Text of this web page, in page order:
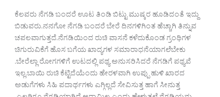
ಕೆಲವರು ನೆಗಡಿ ಬಂದರೆ ಊಟ ತಿಂಡಿ ಬಿಟ್ಟು ಮುಷ್ಕರ ಹೂಡಿದಂತೆ ಇದ್ದು
ಬಿಡುವರು.ನನಗೋ ನೆಗಡಿ ಬಂದರೆ ಬೇರೆ ದಿನಗಳಿಗಿಂತ ಹೆಚ್ಚಾಗಿ ತಿನ್ನುವ
ಚಪಲವಾಗುತ್ತದೆ.ನೆಗಡಿಯಿಂದ ರುಚಿ ವಾಸನೆ ಕಳೆದುಕೊಂಡ ಗ್ರಂಥಿಗಳ
ಚಿಗುರುವಿಕೆಗೆ ಹೊಸ ಬಗೆಯ ಖಾದ್ಯಗಳ ಸಮಾರಾಧನೆಯಾಗಲೆಬೇಕು
.ಬೇರೆಲ್ಲಾ ರೋಗಗಳಿಗೆ ಉಟದಲ್ಲಿ ಪಥ್ಯ ಅನುಸರಿಸಿದರೆ ನೆಗಡಿಗೆ ಪಥ್ಯವೆ
ಇಲ್ಲ.ಬಾಯಿ ರುಚಿ ಕೆಟ್ಟಿದೆಯೆಂದು ಹೇರಳವಾಗಿ ಉಪ್ಪು ಹುಳಿ ಖಾರದ
ಅಡುಗೆಗಳು ಸಿಹಿ ಪದಾರ್ಥಗಳು ಎಗ್ಗಿಲ್ಲದೆ ಸೇವಿಸುತ್ತ ಹಾಗೆ ಸೀನುತ್ತ